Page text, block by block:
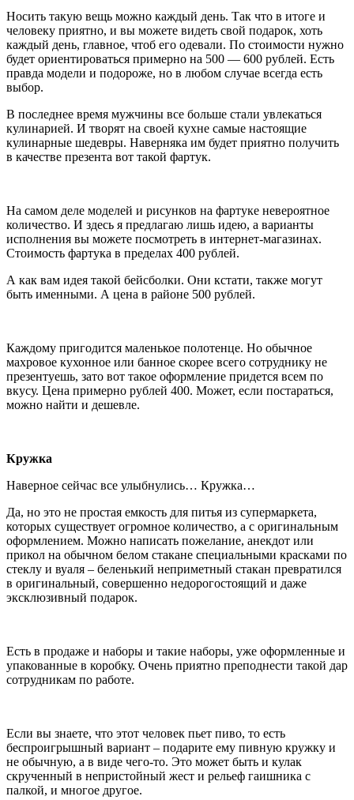
Носить такую вещь можно каждый день. Так что в итоге и
человеку приятно, и вы можете видеть свой подарок, хоть
каждый день, главное, чтоб его одевали. По стоимости нужно
будет ориентироваться примерно на 500 — 600 рублей. Есть
правда модели и подороже, но в любом случае всегда есть
выбор.
В последнее время мужчины все больше стали увлекаться
кулинарией. И творят на своей кухне самые настоящие
кулинарные шедевры. Наверняка им будет приятно получить
в качестве презента вот такой фартук.
На самом деле моделей и рисунков на фартуке невероятное
количество. И здесь я предлагаю лишь идею, а варианты
исполнения вы можете посмотреть в интернет-магазинах.
Стоимость фартука в пределах 400 рублей.
А как вам идея такой бейсболки. Они кстати, также могут
быть именными. А цена в районе 500 рублей.
Каждому пригодится маленькое полотенце. Но обычное
махровое кухонное или банное скорее всего сотруднику не
презентуешь, зато вот такое оформление придется всем по
вкусу. Цена примерно рублей 400. Может, если постараться,
можно найти и дешевле.
Кружка
Наверное сейчас все улыбнулись… Кружка…
Да, но это не простая емкость для питья из супермаркета,
которых существует огромное количество, а с оригинальным
оформлением. Можно написать пожелание, анекдот или
прикол на обычном белом стакане специальными красками по
стеклу и вуаля – беленький неприметный стакан превратился
в оригинальный, совершенно недорогостоящий и даже
эксклюзивный подарок.
Есть в продаже и наборы и такие наборы, уже оформленные и
упакованные в коробку. Очень приятно преподнести такой дар
сотрудникам по работе.
Если вы знаете, что этот человек пьет пиво, то есть
беспроигрышный вариант – подарите ему пивную кружку и
не обычную, а в виде чего-то. Это может быть и кулак
скрученный в непристойный жест и рельеф гаишника с
палкой, и многое другое.